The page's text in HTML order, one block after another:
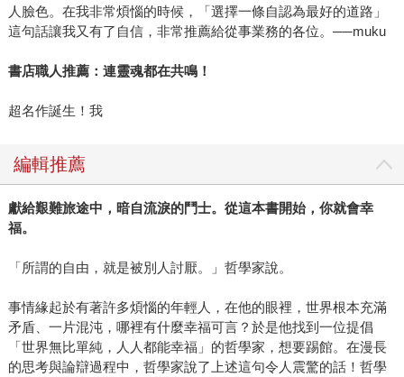
人臉色。在我非常煩惱的時候，「選擇一條自認為最好的道路」
這句話讓我又有了自信，非常推薦給從事業務的各位。──muku
書店職人推薦：連靈魂都在共鳴！
超名作誕生！我
編輯推薦
獻給艱難旅途中，暗自流淚的鬥士。從這本書開始，你就會幸
福。
「所謂的自由，就是被別人討厭。」哲學家說。
事情緣起於有著許多煩惱的年輕人，在他的眼裡，世界根本充滿
矛盾、一片混沌，哪裡有什麼幸福可言？於是他找到一位提倡
「世界無比單純，人人都能幸福」的哲學家，想要踢館。在漫長
的思考與論辯過程中，哲學家說了上述這句令人震驚的話！哲學